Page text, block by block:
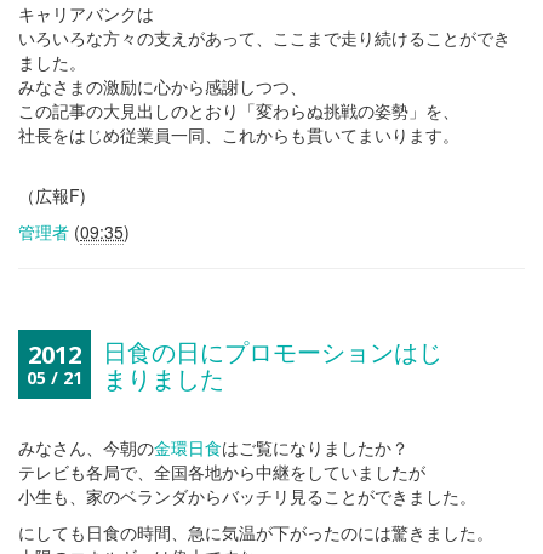
キャリアバンクは
いろいろな方々の支えがあって、ここまで走り続けることができ
ました。
みなさまの激励に心から感謝しつつ、
この記事の大見出しのとおり「変わらぬ挑戦の姿勢」を、
社長をはじめ従業員一同、これからも貫いてまいります。
（広報F)
管理者 (09:35)
2012
05 / 21
日食の日にプロモーションはじ
まりました
みなさん、今朝の金環日食はご覧になりましたか？
テレビも各局で、全国各地から中継をしていましたが
小生も、家のベランダからバッチリ見ることができました。
にしても日食の時間、急に気温が下がったのには驚きました。